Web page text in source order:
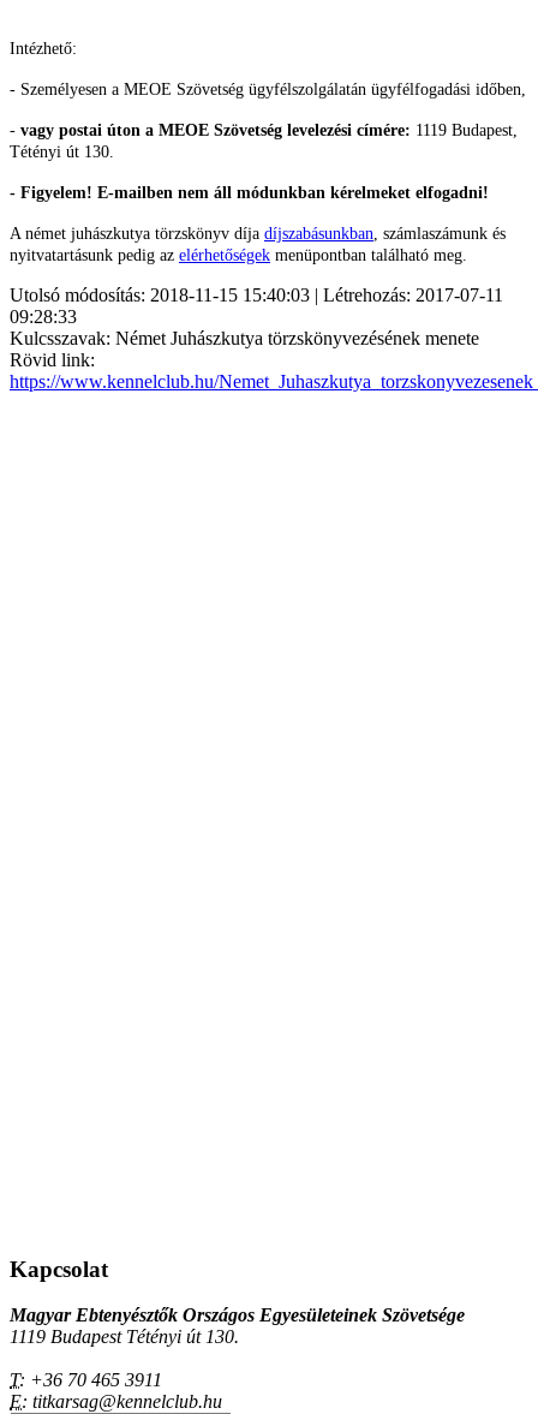
Intézhető:
- Személyesen a MEOE Szövetség ügyfélszolgálatán ügyfélfogadási időben,
- vagy postai úton a MEOE Szövetség levelezési címére: 1119 Budapest,
Tétényi út 130.
- Figyelem! E-mailben nem áll módunkban kérelmeket elfogadni!
A német juhászkutya törzskönyv díja díjszabásunkban , számlaszámunk és
nyitvatartásunk pedig az elérhetőségek menüpontban található meg.
Utolsó módosítás: 2018-11-15 15:40:03 | Létrehozás: 2017-07-11
09:28:33
Kulcsszavak: Német Juhászkutya törzskönyvezésének menete
Rövid link:
https://www.kennelclub.hu/
Kapcsolat
Magyar Ebtenyésztők Országos Egyesületeinek Szövetsége
1119 Budapest Tétényi út 130.
T: +36 70 465 3911
E: titkarsag@kennelclub.hu